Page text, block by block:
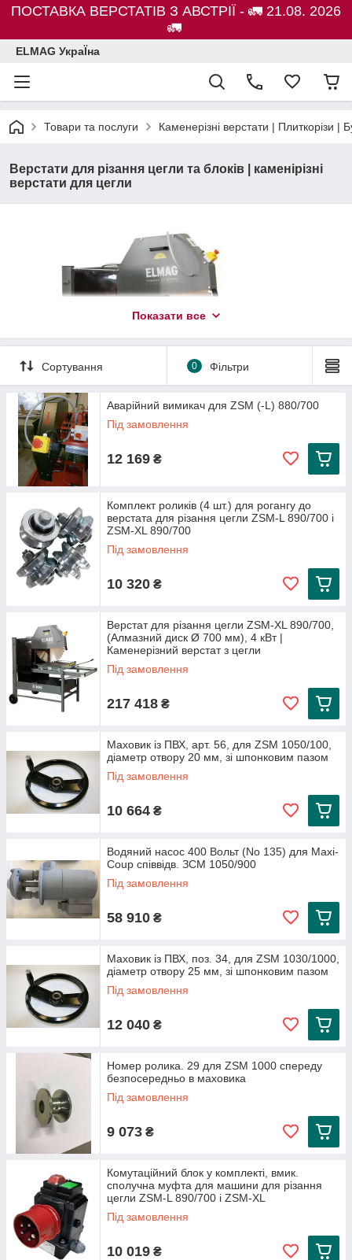
ПОСТАВКА ВЕРСТАТІВ З АВСТРІЇ - 🚛 21.08. 2026
🚛
ELMAG УкраЇна
Товари та послуги Каменерізні верстати | Плиткорізи |
Верстати для різання цегли та блоків | каменірізні
верстати для цегли
Верстати для різання цегли та блоків ELMAG
Купити верстати для різання цегли та блоківє незамінним
обладнанням на будівельних майданчиках, де потрібна точна
та швидка обробка будівельних матеріалів. Каменерізні
верстати для цегли, представлені компанією ELMAG,
забезпечують високу продуктивність та точність різання, що
робить їх ідеальним вибором для професійних будівельників
Купити каменерізи для цегли ELMAGрозроблені з
урахуванням усіх сучасних вимог і стандартів. Вони
вирізняються надійністю та довговічністю, що гарантує їх
тривале використання без потреби в частому обслуговуванні.
Крім того, наші верстати мають потужні двигуни та продуману
конструкцію, яка дозволяє легко обробляти навіть
Якщо ви хочете купити якісне обладнання для різання цегли,
каменерізні верстати для цегли ELMAG — це найкращий
вибір. Вони допоможуть вам скоротити час і зусилля при
виконанні будівельних робіт, забезпечивши високу якість
обробки матеріалів.
Показати все
Сортування 0 Фільтри
Аварійний вимикач для ZSM (-L) 880/700
Під замовлення
12 169 ₴
Комплект роликів (4 шт.) для рогангу до
верстата для різання цегли ZSM-L 890/700 і
ZSM-XL 890/700
Під замовлення
10 320 ₴
Верстат для різання цегли ZSM-XL 890/700,
(Алмазний диск Ø 700 мм), 4 кВт |
Каменерізний верстат з цегли
Під замовлення
217 418 ₴
Маховик із ПВХ, арт. 56, для ZSM 1050/100,
діаметр отвору 20 мм, зі шпонковим пазом
Під замовлення
10 664 ₴
Водяний насос 400 Вольт (No 135) для Maxi-
Coup співвідв. ЗСМ 1050/900
Під замовлення
58 910 ₴
Маховик із ПВХ, поз. 34, для ZSM 1030/1000,
діаметр отвору 25 мм, зі шпонковим пазом
Під замовлення
12 040 ₴
Номер ролика. 29 для ZSM 1000 спереду
безпосередньо в маховика
Під замовлення
9 073 ₴
Комутаційний блок у комплекті, вмик.
сполучна муфта для машини для різання
цегли ZSM-L 890/700 і ZSM-XL
Під замовлення
10 019 ₴